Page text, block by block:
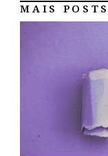
MAIS POSTS